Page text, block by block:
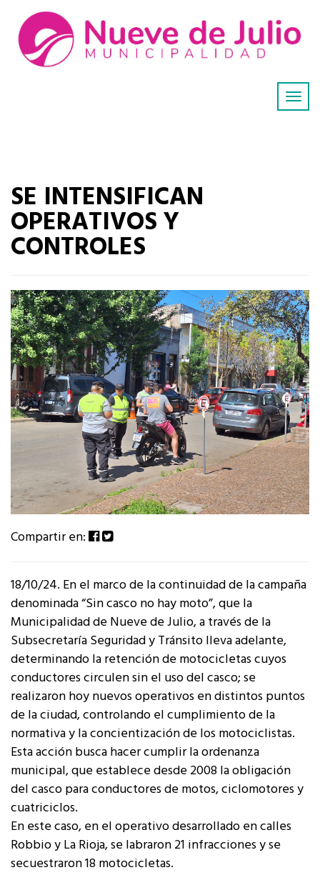
SE INTENSIFICAN
OPERATIVOS Y
CONTROLES
Compartir en:
18/10/24. En el marco de la continuidad de la campaña
denominada “Sin casco no hay moto”, que la
Municipalidad de Nueve de Julio, a través de la
Subsecretaría Seguridad y Tránsito lleva adelante,
determinando la retención de motocicletas cuyos
conductores circulen sin el uso del casco; se
realizaron hoy nuevos operativos en distintos puntos
de la ciudad, controlando el cumplimiento de la
normativa y la concientización de los motociclistas.
Esta acción busca hacer cumplir la ordenanza
municipal, que establece desde 2008 la obligación
del casco para conductores de motos, ciclomotores y
cuatriciclos.
En este caso, en el operativo desarrollado en calles
Robbio y La Rioja, se labraron 21 infracciones y se
secuestraron 18 motocicletas.